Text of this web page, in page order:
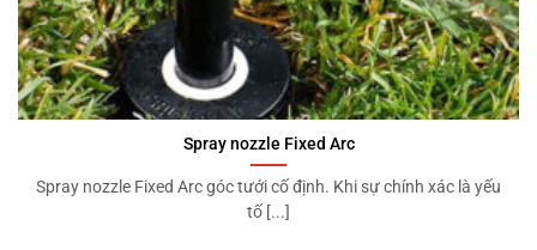
Spray nozzle Fixed Arc
Spray nozzle Fixed Arc góc tưới cố định. Khi sự chính xác là yếu
tố [...]